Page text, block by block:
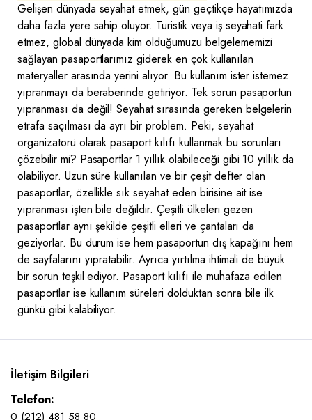
Gelişen dünyada seyahat etmek, gün geçtikçe hayatımızda
daha fazla yere sahip oluyor. Turistik veya iş seyahati fark
etmez, global dünyada kim olduğumuzu belgelememizi
sağlayan pasaportlarımız giderek en çok kullanılan
materyaller arasında yerini alıyor. Bu kullanım ister istemez
yıpranmayı da beraberinde getiriyor. Tek sorun pasaportun
yıpranması da değil! Seyahat sırasında gereken belgelerin
etrafa saçılması da ayrı bir problem. Peki, seyahat
organizatörü olarak pasaport kılıfı kullanmak bu sorunları
çözebilir mi? Pasaportlar 1 yıllık olabileceği gibi 10 yıllık da
olabiliyor. Uzun süre kullanılan ve bir çeşit defter olan
pasaportlar, özellikle sık seyahat eden birisine ait ise
yıpranması işten bile değildir. Çeşitli ülkeleri gezen
pasaportlar aynı şekilde çeşitli elleri ve çantaları da
geziyorlar. Bu durum ise hem pasaportun dış kapağını hem
de sayfalarını yıpratabilir. Ayrıca yırtılma ihtimali de büyük
bir sorun teşkil ediyor. Pasaport kılıfı ile muhafaza edilen
pasaportlar ise kullanım süreleri dolduktan sonra bile ilk
günkü gibi kalabiliyor.
İletişim Bilgileri
Telefon:
0 (212) 481 58 80